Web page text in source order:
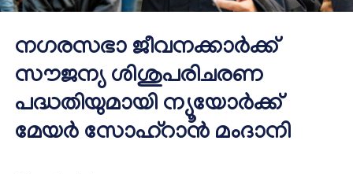
നഗരസഭാ ജീവനക്കാർക്ക്
സൗജന്യ ശിശുപരിചരണ
പദ്ധതിയുമായി ന്യൂയോർക്ക്
മേയർ സോഹ്റാൻ മംദാനി